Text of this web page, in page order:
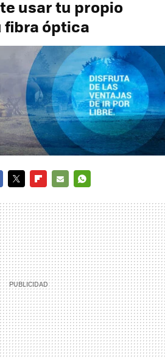
usar tu propio
fibra óptica
MAIL